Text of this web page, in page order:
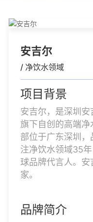
安吉尔
/ 净饮水领域
项目背景
安吉尔，是深圳
旗下自创的高端
部位于广东深圳
注净饮水领域35
球品牌代言人。
家。
品牌简介